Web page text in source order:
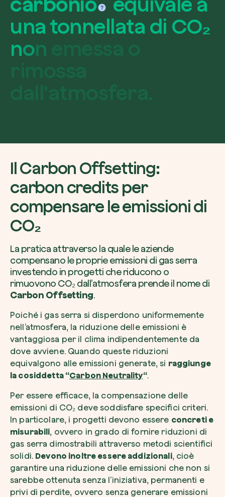
una tonnellata di CO₂
non
Il Carbon Offsetting:
carbon credits per
compensare le emissioni di
CO₂
La pratica attraverso la quale le aziende
compensano le proprie emissioni di gas serra
investendo in progetti che riducono o
rimuovono CO₂ dall’atmosfera prende il nome di
Carbon Offsetting.
Poiché i gas serra si disperdono uniformemente
nell’atmosfera, la riduzione delle emissioni è
vantaggiosa per il clima indipendentemente da
dove avviene. Quando queste riduzioni
equivalgono alle emissioni generate, si raggiunge
la cosiddetta “Carbon Neutrality“.
Per essere efficace, la compensazione delle
emissioni di CO₂ deve soddisfare specifici criteri.
In particolare, i progetti devono essere concreti e
misurabili, ovvero in grado di fornire riduzioni di
gas serra dimostrabili attraverso metodi scientifici
solidi. Devono inoltre essere addizionali, cioè
garantire una riduzione delle emissioni che non si
sarebbe ottenuta senza l’iniziativa, permanenti e
privi di perdite, ovvero senza generare emissioni